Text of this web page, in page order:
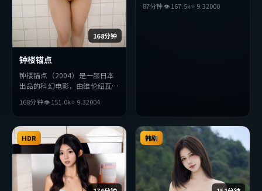
168分钟
钟楼锚点
钟楼锚点（2004）是一部日本
出品的科幻电影，由维伦纽瓦执
演。影片在叙事与视听上力求突
破，探讨人性与抉择，节奏张弛
有度，适合喜欢该类型的观众完
整观看。
168分钟👁151.0k⭐ 9.32004
主演。影片在叙事与视听上力求
87分钟👁167.5k⭐ 9.32000
HDR 韩剧